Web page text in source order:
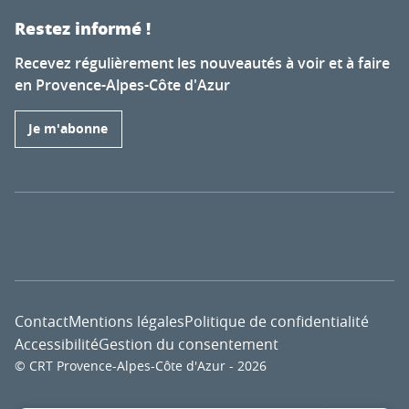
Restez informé !
Recevez régulièrement les nouveautés à voir et à faire
en Provence-Alpes-Côte d'Azur
Je m'abonne
© CRT Provence-Alpes-Côte d'Azur - 2026
ContactMentions légalesPolitique de confidentialité
AccessibilitéGestion du consentement